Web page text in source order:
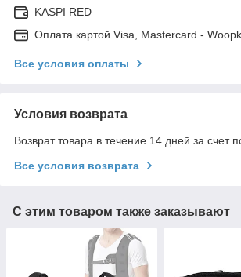
KASPI RED
Оплата картой Visa, Mastercard -
Все условия оплаты
Условия возврата
Возврат товара в течение 14 дней за счет
Все условия возврата
С этим товаром также заказывают